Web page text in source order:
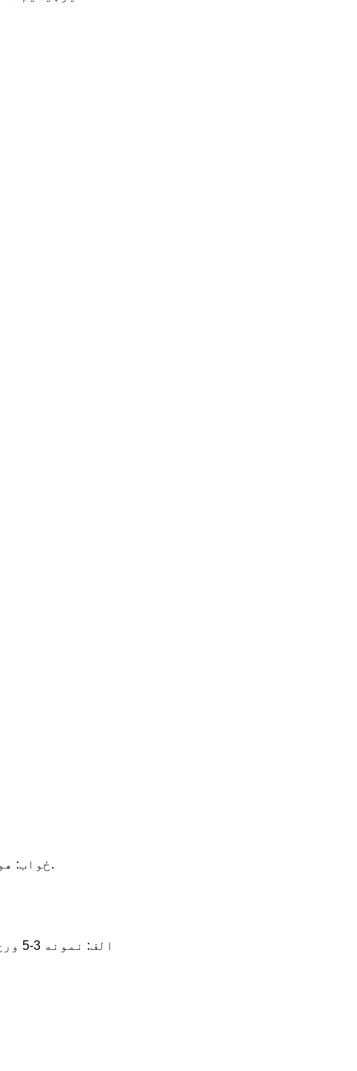
ځواب: هو، موږ د کیفیت ازموینې او چک کولو لپاره د نمونې امر ته ښه راغلاست وایو.مخلوط نمونې د منلو وړ دي.
الف: نمونه 3-5 ورځو ته اړتیا لري، د ډله ایز تولید وخت د 1000 پی سیز څخه ډیر امر مقدار لپاره 20 ورځو ته اړتیا لري